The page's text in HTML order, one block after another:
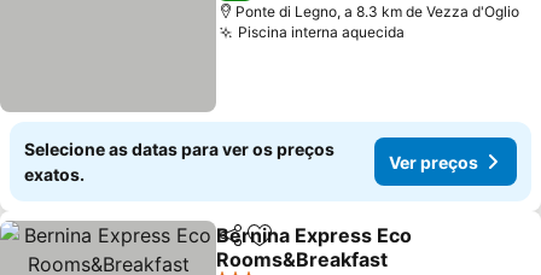
Ponte di Legno, a 8.3 km de Vezza d'Oglio
Piscina interna aquecida
Selecione as datas para ver os preços
exatos.
Ver preços
PartilharAdicionar aos favoritos
Bernina Express Eco
Rooms&Breakfast